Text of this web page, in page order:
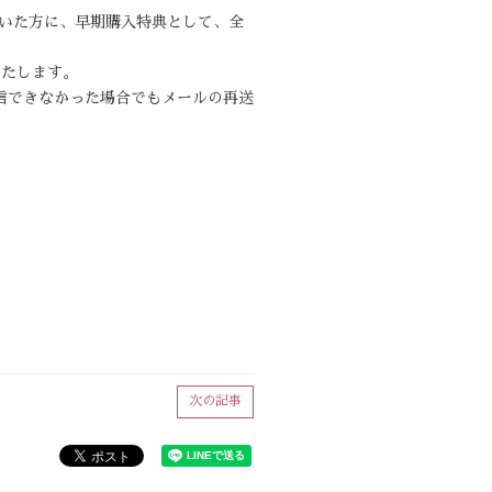
た方に、早期購入特典として、全
します。
できなかった場合でもメールの再送
次の記事